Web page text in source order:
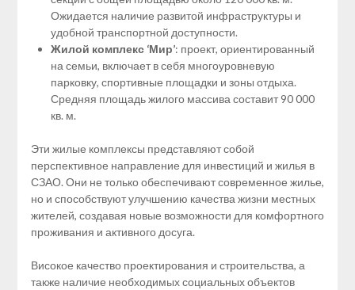
Ожидается наличие развитой инфраструктуры и
удобной транспортной доступности.
Жилой комплекс ‘Мир’: проект, ориентированный
на семьи, включает в себя многоуровневую
парковку, спортивные площадки и зоны отдыха.
Средняя площадь жилого массива составит 90 000
кв. м.
Эти жилые комплексы представляют собой
перспективное направление для инвестиций и жилья в
СЗАО. Они не только обеспечивают современное жилье,
но и способствуют улучшению качества жизни местных
жителей, создавая новые возможности для комфортного
проживания и активного досуга.
Високое качество проектирования и строительства, а
также наличие необходимых социальных объектов